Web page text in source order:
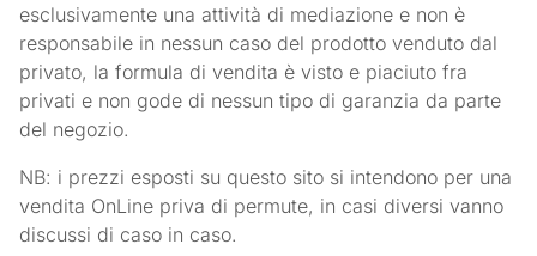
esclusivamente una attività di mediazione e non è
responsabile in nessun caso del prodotto venduto dal
privato, la formula di vendita è visto e piaciuto fra
privati e non gode di nessun tipo di garanzia da parte
del negozio.
NB: i prezzi esposti su questo sito si intendono per una
vendita OnLine priva di permute, in casi diversi vanno
discussi di caso in caso.